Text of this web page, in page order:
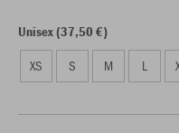
Unisex (37,50 €)
XS S M L